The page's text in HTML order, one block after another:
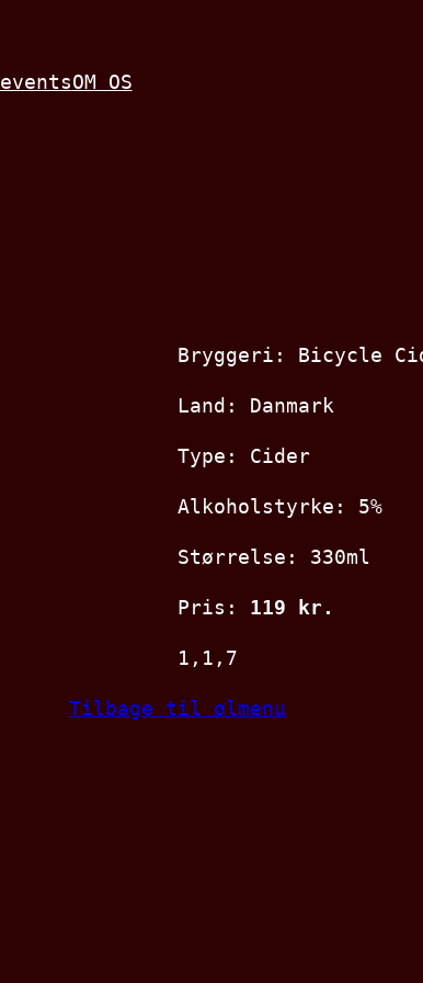
eventsOM OS
Bryggeri: Bicycle
Land: Danmark
Type: Cider
Alkoholstyrke: 5%
Størrelse: 330ml
Pris: 119 kr.
1,1,7
Tilbage til ølmenu